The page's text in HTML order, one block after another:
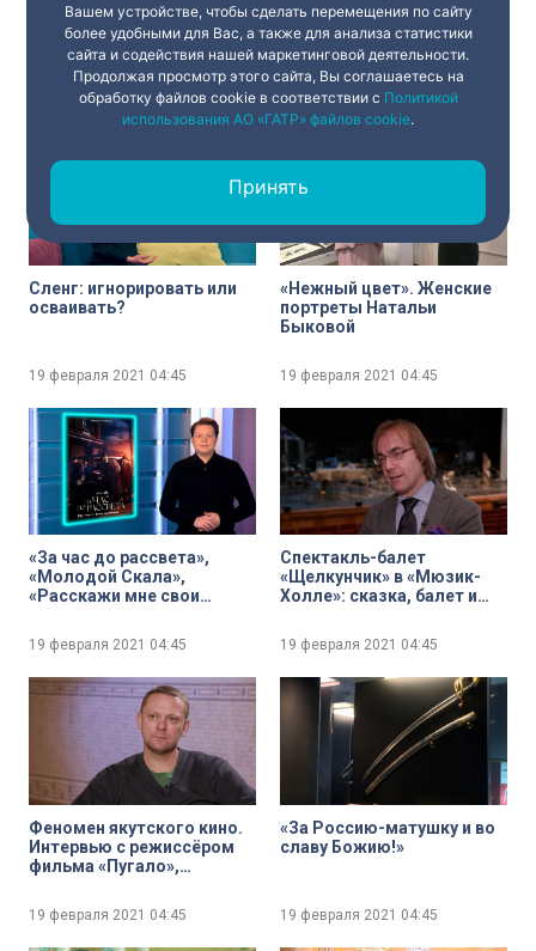
«Зенит» — «Арсенал».
Первый матч сине-бело-
голубых в этом году
19 февраля 2021 04:45
Что делать, чтобы на
домашних окнах не
появлялся иней?
Полезные советы
19 февраля 202104:45
Сленг: игнорировать или
осваивать?
19 февраля 2021 04:45
«Нежный цвет». Женские
портреты Натальи
Быковой
19 февраля 2021 04:45
«За час до рассвета»,
«Молодой Скала»,
«Расскажи мне свои
сериальные релизы этой
недели
19 февраля 2021 04:45
Спектакль-балет
«Щелкунчик» в «Мюзик-
Холле»: сказка, балет и
19 февраля 2021 04:45
Феномен якутского кино.
Интервью с режиссёром
фильма «Пугало»,
19 февраля 2021 04:45
«За Россию-матушку и во
славу Божию!»
19 февраля 2021 04:45
Вашем устройстве, чтобы сделать перемещения по сайту
более удобными для Вас, а также для анализа статистики
сайта и содействия нашей маркетинговой деятельности.
Продолжая просмотр этого сайта, Вы соглашаетесь на
обработку файлов cookie в соответствии с Политикой
использования АО «ГАТР» файлов cookie.
Принять